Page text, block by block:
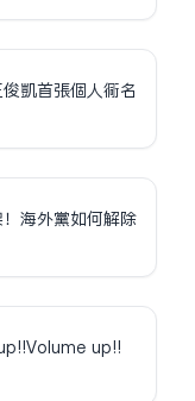
凱首張個人同名
海外黨如何解除
up!!